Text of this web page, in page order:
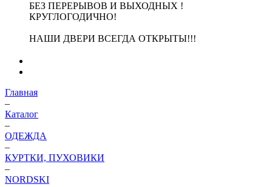
БЕЗ ПЕРЕРЫВОВ И ВЫХОДНЫХ !
КРУГЛОГОДИЧНО!
НАШИ ДВЕРИ ВСЕГДА ОТКРЫТЫ!!!
Главная
–
Каталог
–
ОДЕЖДА
–
КУРТКИ, ПУХОВИКИ
–
NORDSKI